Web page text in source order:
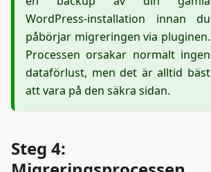
WordPress-installation innan du
påbörjar migreringen via pluginen.
Processen orsakar normalt ingen
dataförlust, men det är alltid bäst
att vara på den säkra sidan.
Steg 4: